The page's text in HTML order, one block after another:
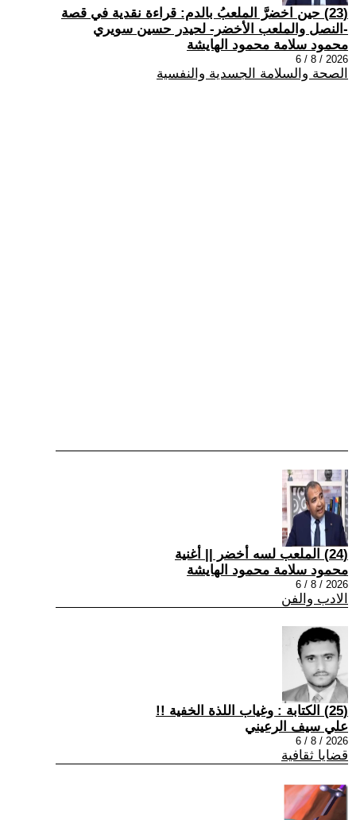
(23) حين اخضرَّ الملعبُ بالدم: قراءة نقدية في قصة
-النصل والملعب الأخضر- لحيدر حسين سويري
محمود سلامة محمود الهايشة
2026 / 8 / 6
الصحة والسلامة الجسدية والنفسية
(24) الملعب لسه أخضر || أغنية
محمود سلامة محمود الهايشة
2026 / 8 / 6
الادب والفن
(25) الكتابة : وغياب اللذة الخفية !!
علي سيف الرعيني
2026 / 8 / 6
قضايا ثقافية